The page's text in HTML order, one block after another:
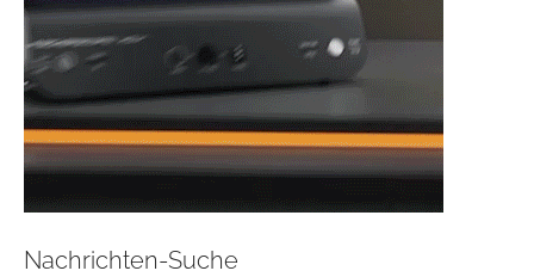
Nachrichten-Suche